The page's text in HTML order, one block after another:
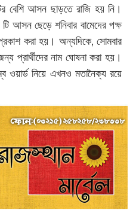
বেশি আসন ছাড়তে রাজি হয় নি।
আসন ছেড়ে শনিবার বামেদের পক্ষ
করা হয়। অন্যদিকে, সোমবার
প্রার্থীদের নাম ঘোষনা করা হয়।
ওয়ার্ড নিয়ে এখনও মতানৈক্য রয়ে